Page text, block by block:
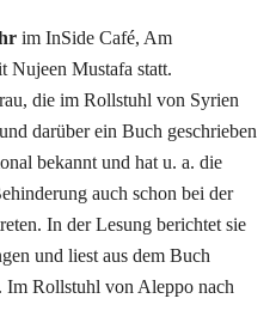
im InSide Café, Am
Nujeen Mustafa statt.
die im Rollstuhl von Syrien
darüber ein Buch geschrieben
bekannt und hat u. a. die
auch schon bei der
In der Lesung berichtet sie
und liest aus dem Buch
Im Rollstuhl von Aleppo nach